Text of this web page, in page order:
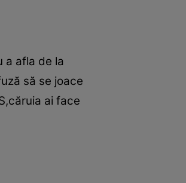
a afla de la
să se joace
ai face